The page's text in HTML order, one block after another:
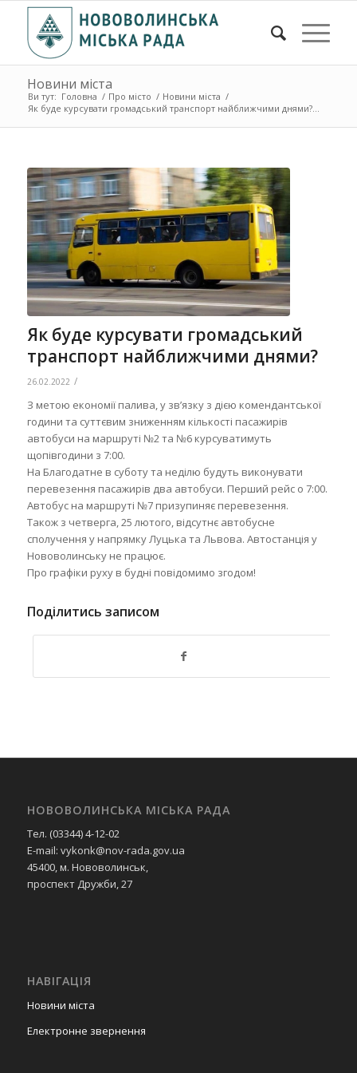
Новини міста
Ви тут: Головна / Про місто / Новини міста /
Як буде курсувати громадський транспорт найближчими днями?...
Як буде курсувати громадський
транспорт найближчими днями?
26.02.2022 /
З метою економії палива, у зв’язку з дією комендантської
години та суттєвим зниженням кількості пасажирів
автобуси на маршруті №2 та №6 курсуватимуть
щопівгодини з 7:00.
На Благодатне в суботу та неділю будуть виконувати
перевезення пасажирів два автобуси. Перший рейс о 7:00.
Автобус на маршруті №7 призупиняє перевезення.
Також з четверга, 25 лютого, відсутнє автобусне
сполучення у напрямку Луцька та Львова. Автостанція у
Нововолинську не працює.
Про графіки руху в будні повідомимо згодом!
Поділитись записом
НОВОВОЛИНСЬКА МІСЬКА РАДА
Тел. (03344) 4-12-02
E-mail: vykonk@nov-rada.gov.ua
45400, м. Нововолинськ,
проспект Дружби, 27
НАВІГАЦІЯ
Новини міста
Електронне звернення